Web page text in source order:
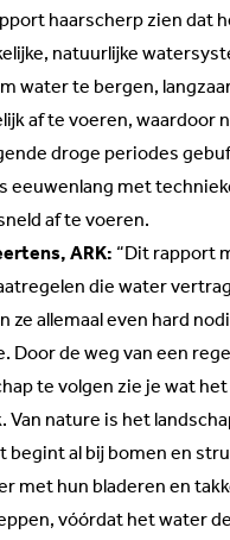
haarscherp zien dat
natuurlijke
water te bergen,
af te voeren, waardoor
droge periodes
eeuwenlang met
af te voeren.
ARK: “Dit rapport
die water
ze allemaal even hard
Door de weg van een
te volgen zie je wat
Van nature is het
begint al bij bomen en
met hun bladeren en
vóórdat het water